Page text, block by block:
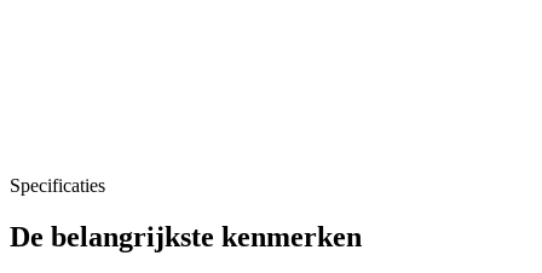
Specificaties
De belangrijkste kenmerken